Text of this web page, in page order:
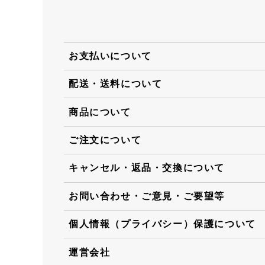
お支払いについて
配送・送料について
商品について
ご注文について
キャンセル・返品・交換について
お問い合わせ・ご意見・ご要望等
個人情報（プライバシー）保護について
運営会社